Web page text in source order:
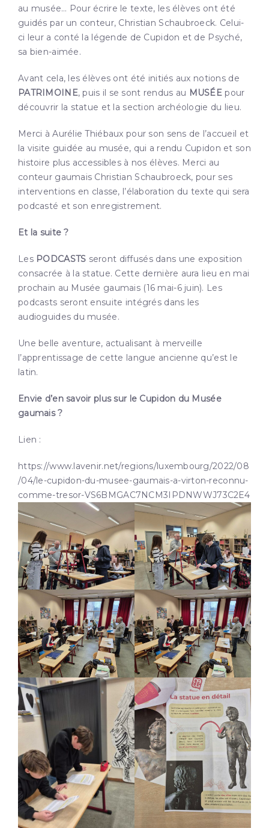
au musée… Pour écrire le texte, les élèves ont été
guidés par un conteur, Christian Schaubroeck. Celui-
ci leur a conté la légende de Cupidon et de Psyché,
sa bien-aimée.
Avant cela, les élèves ont été initiés aux notions de
PATRIMOINE, puis il se sont rendus au MUSÉE pour
découvrir la statue et la section archéologie du lieu.
Merci à Aurélie Thiébaux pour son sens de l’accueil et
la visite guidée au musée, qui a rendu Cupidon et son
histoire plus accessibles à nos élèves. Merci au
conteur gaumais Christian Schaubroeck, pour ses
interventions en classe, l’élaboration du texte qui sera
podcasté et son enregistrement.
Et la suite ?
Les PODCASTS seront diffusés dans une exposition
consacrée à la statue. Cette dernière aura lieu en mai
prochain au Musée gaumais (16 mai-6 juin). Les
podcasts seront ensuite intégrés dans les
audioguides du musée.
Une belle aventure, actualisant à merveille
l’apprentissage de cette langue ancienne qu’est le
latin.
Envie d’en savoir plus sur le Cupidon du Musée
gaumais ?
Lien :
https://www.lavenir.net/regions/luxembourg/2022/08
/04/le-cupidon-du-musee-gaumais-a-virton-reconnu-
comme-tresor-VS6BMGAC7NCM3IPDNWWJ73C2E4